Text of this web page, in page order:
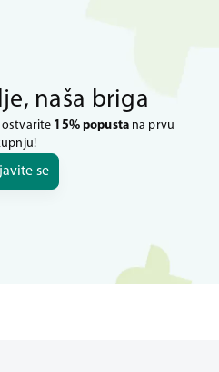
naša briga
ostvarite 15% popustana prvu
se